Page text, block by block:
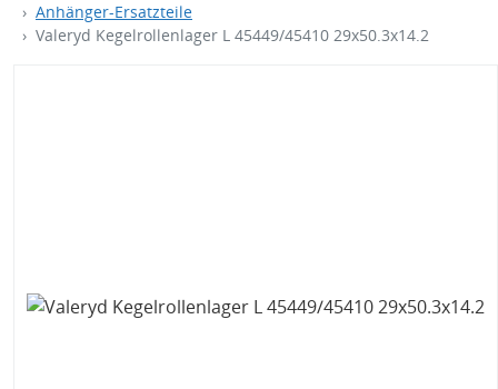
Anhänger-Ersatzteile
Valeryd Kegelrollenlager L 45449/45410 29x50.3x14.2